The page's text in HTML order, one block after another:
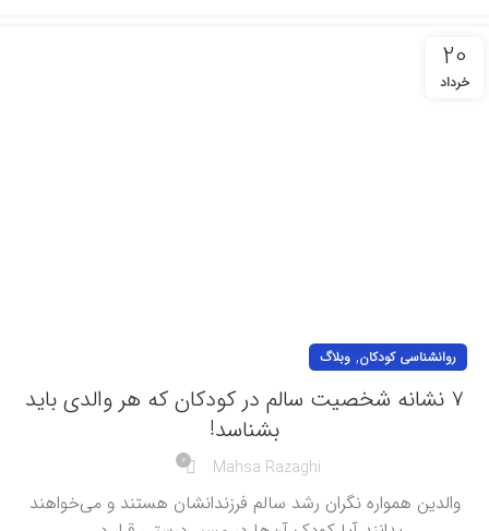
20
خرداد
روانشناسی کودکان, وبلاگ
۷ نشانه شخصیت سالم در کودکان که هر والدی باید
بشناسد!
Mahsa Razaghi
0
والدین همواره نگران رشد سالم فرزندانشان هستند و می‌خواهند